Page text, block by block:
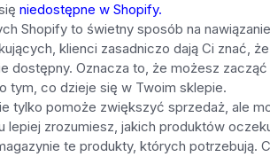
niedostępne w Shopify.
Shopify to świetny sposób na
klienci zasadniczo dają Ci znać,
dostępny. Oznacza to, że możesz
tym, co dzieje się w Twoim sklepie.
tylko pomoże zwiększyć sprzedaż, ale
lepiej zrozumiesz, jakich produktów
te produkty, których potrzebują.